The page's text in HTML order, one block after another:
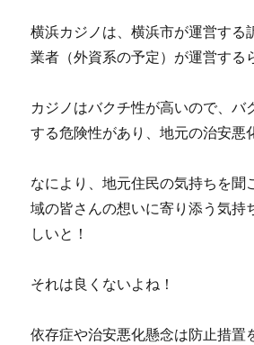
横浜カジノは、横浜市が運営する
業者（外資系の予定）が運営する
カジノはバクチ性が高いので、バ
する危険性があり、地元の治安悪
なにより、地元住民の気持ちを聞
域の皆さんの想いに寄り添う気持
しいと！
それは良くないよね！
依存症や治安悪化懸念は防止措置